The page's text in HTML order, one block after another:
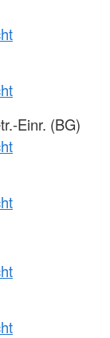
Einr. (BG)